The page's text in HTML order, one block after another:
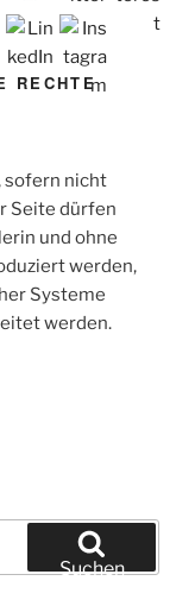
RECHTE
sofern nicht
Seite dürfen
und ohne
werden,
Systeme
werden.
Suchen